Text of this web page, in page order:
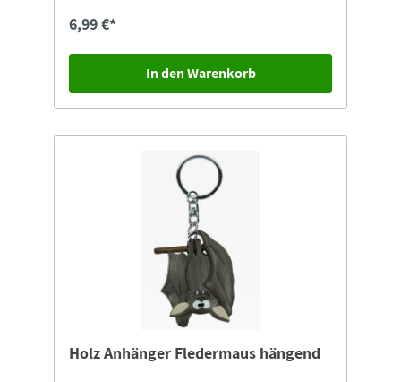
6,99 €*
In den Warenkorb
Holz Anhänger Fledermaus hängend